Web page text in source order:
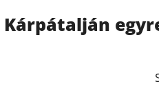
Kárpátalján